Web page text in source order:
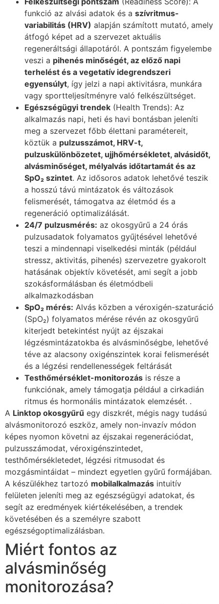
funkció az alvási adatok és a szívritmus-
variabilitás (HRV) alapján számított mutató, amely
átfogó képet ad a szervezet aktuális
regeneráltsági állapotáról. A pontszám figyelembe
veszi a pihenés minőségét, az előző napi
terhelést és a vegetatív idegrendszeri
egyensúlyt, így jelzi a napi aktivitásra, munkára
vagy sportteljesítményre való felkészültséget.
Egészségügyi trendek (Health Trends): Az
alkalmazás napi, heti és havi bontásban jeleníti
meg a szervezet főbb élettani paramétereit,
köztük a pulzusszámot, HRV-t,
pulzuskülönbözetet, ujjhőmérsékletet, alvásidőt,
alvásminőséget, mélyalvás időtartamát és az
SpO₂ szintet. Az idősoros adatok lehetővé teszik
a hosszú távú mintázatok és változások
felismerését, támogatva az életmód és a
regeneráció optimalizálását.
24/7 pulzusmérés: az okosgyűrű a 24 órás
pulzusadatok folyamatos gyűjtésével lehetővé
teszi a mindennapi viselkedési minták (például
stressz, aktivitás, pihenés) szervezetre gyakorolt
hatásának objektív követését, ami segít a jobb
szokásformálásban és életmódbeli
alkalmazkodásban
SpO₂ mérés: Alvás közben a véroxigén-szaturáció
(SpO₂) folyamatos mérése révén az okosgyűrű
kiterjedt betekintést nyújt az éjszakai
légzésmintázatokba és alvásminőségbe, lehetővé
téve az alacsony oxigénszintek korai felismerését
és a légzési rendellenességek feltárását
Testhőmérséklet-monitorozás is része a
funkciónak, amely támogatja például a cirkadián
ritmus és hormonális mintázatok elemzését. .
A Linktop okosgyűrű egy diszkrét, mégis nagy tudású
alvásmonitorozó eszköz, amely non-invazív módon
képes nyomon követni az éjszakai regenerációdat,
pulzusszámodat, véroxigénszintedet,
testhőmérsékletedet, légzési ritmusodat és
mozgásmintáidat – mindezt egyetlen gyűrű formájában.
A készülékhez tartozó mobilalkalmazás intuitív
felületen jeleníti meg az egészségügyi adatokat, és
segít az eredmények kiértékelésében, a trendek
követésében és a személyre szabott
egészségoptimalizálásban.
Miért fontos az
alvásminőség
monitorozása?